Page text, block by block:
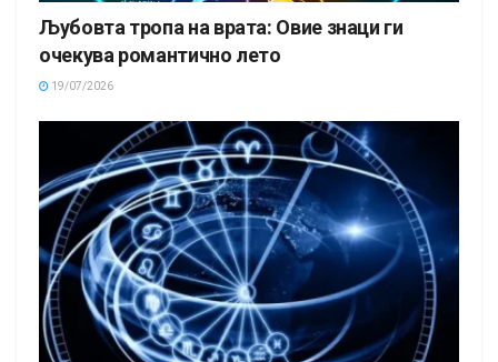
Љубовта тропа на врата: Овие знаци ги
очекува романтично лето
19/07/2026